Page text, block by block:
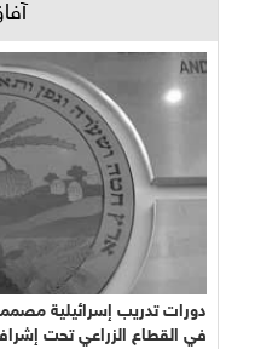
دورات تدريب إسرائيلية
في القطاع الزراعي تحت إشراف